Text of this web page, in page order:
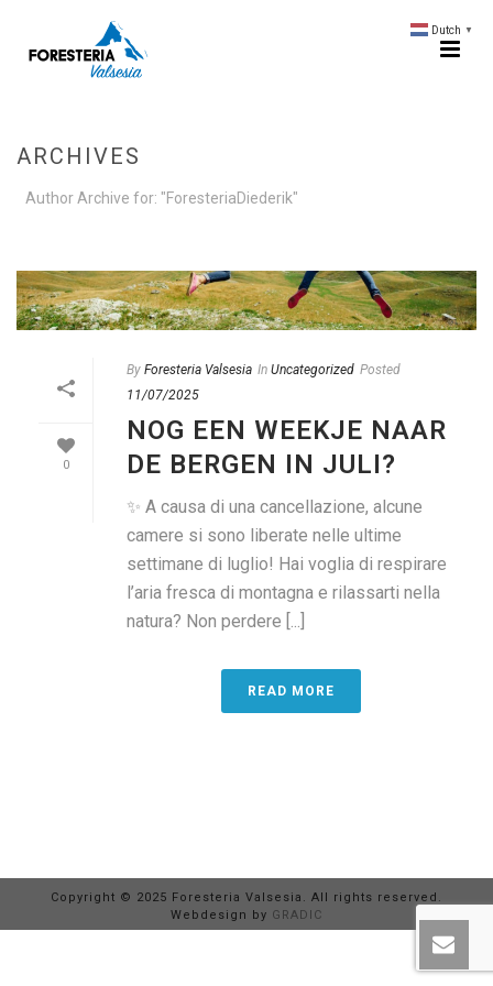
ARCHIVES
Author Archive for: "ForesteriaDiederik"
0
By Foresteria Valsesia In Uncategorized Posted
11/07/2025
NOG EEN WEEKJE NAAR
DE BERGEN IN JULI?
✨ A causa di una cancellazione, alcune
camere si sono liberate nelle ultime
settimane di luglio! Hai voglia di respirare
l’aria fresca di montagna e rilassarti nella
natura? Non perdere [...]
READ MORE
Copyright © 2025 Foresteria Valsesia. All rights reserved.
Webdesign by GRADIC
Dutch ▼